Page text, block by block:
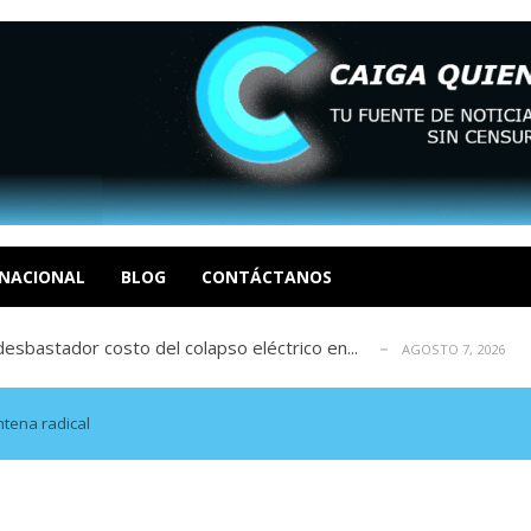
BLOG CONTÁCTANOS
apagones y promesas incumplidas... AGOSTO 6, 2026
de derechos humanos en el Minister... AGOSTO 6, 2026
un mercado impulsado por el auge de...
costo del colapso eléctrico en...
Por Dayana Cristina Duzoglou L. AGOSTO 6, 2026
apagones y promesas incumplidas... AGOSTO 6, 2026
de derechos humanos en el Minister...
un mercado impulsado por el auge de... AGOSTO 6, 2026
radical